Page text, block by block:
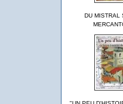
DU MISTRAL